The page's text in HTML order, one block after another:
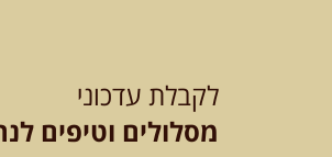
לקבלת עדכוני
מסלולים וטיפים